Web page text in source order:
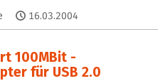
16.03.2004
100MBit -
für USB 2.0